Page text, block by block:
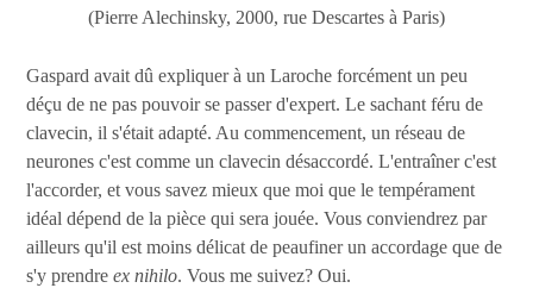
(Pierre Alechinsky, 2000, rue Descartes à Paris)
Gaspard avait dû expliquer à un Laroche forcément un peu
déçu de ne pas pouvoir se passer d'expert. Le sachant féru de
clavecin, il s'était adapté. Au commencement, un réseau de
neurones c'est comme un clavecin désaccordé. L'entraîner c'est
l'accorder, et vous savez mieux que moi que le tempérament
idéal dépend de la pièce qui sera jouée. Vous conviendrez par
ailleurs qu'il est moins délicat de peaufiner un accordage que de
s'y prendreex nihilo. Vous me suivez? Oui.